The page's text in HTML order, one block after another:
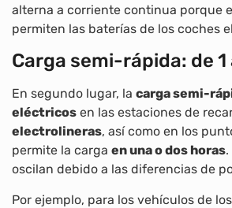
alterna a corriente continua porque
permiten las baterías de los coches
Carga semi-rápida: de 1
En segundo lugar, la carga semi-
eléctricos en las estaciones de
electrolineras, así como en los
permite la carga en una o dos horas
oscilan debido a las diferencias de
Por ejemplo, para los vehículos de